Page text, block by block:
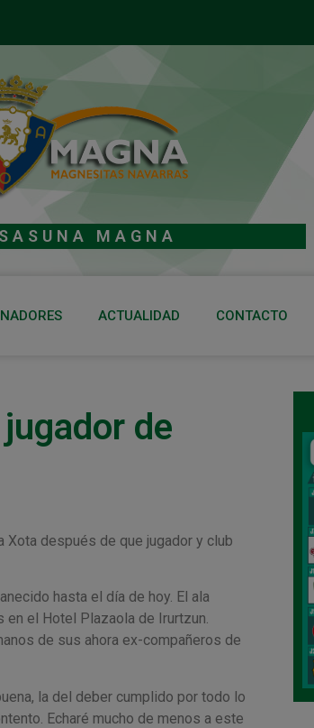
MAGNA
ACTUALIDAD CONTACTO
de
Xota después de que jugador y club
hasta el día de hoy. El ala
el Hotel Plazaola de Irurtzun.
de sus ahora ex-compañeros de
la del deber cumplido por todo lo
Echaré mucho de menos a este